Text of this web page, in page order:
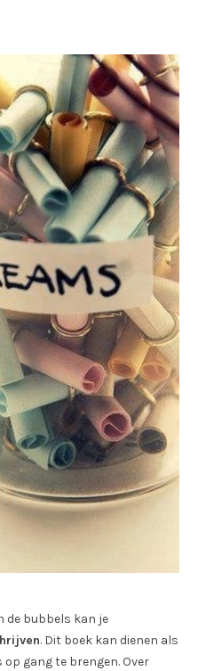
de bubbels kan je
. Dit boek kan dienen als
gang te brengen. Over